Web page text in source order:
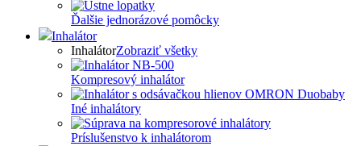
Ďalšie jednorázové pomôcky
Inhalátor
InhalátorZobraziť všetky
Kompresový inhalátor
Iné inhalátory
Príslušenstvo k inhalátorom